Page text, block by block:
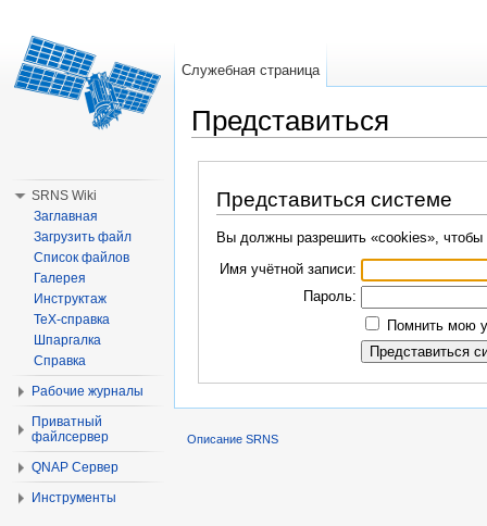
Представиться
Представиться системе
Вы должны разрешить «cookies», чтобы
Имя учётной записи:
Пароль:
Помнить мою
Служебная страница
SRNS Wiki
Заглавная
Загрузить файл
Список файлов
Галерея
Инструктаж
TeX-справка
Шпаргалка
Справка
Рабочие журналы
Приватный
файлсервер
QNAP Сервер
Инструменты
Описание SRNS